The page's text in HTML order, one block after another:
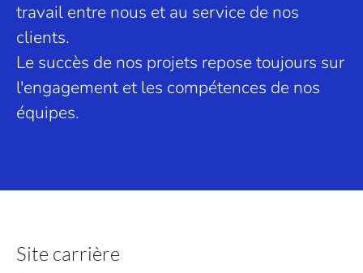
travail entre nous et au service de nos
clients.
Le succès de nos projets repose toujours sur
l'engagement et les compétences de nos
équipes.
Site carrière